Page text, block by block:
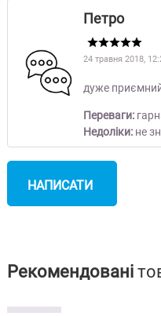
Петро
24 травня 2018,
дуже приємний
Переваги:
Недоліки: не
НАПИСАТИ
Рекомендовані